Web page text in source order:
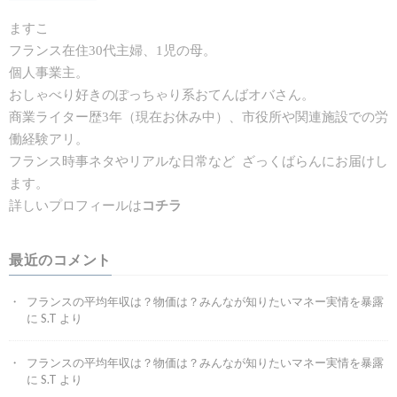
ますこ
フランス在住30代主婦、1児の母。
個人事業主。
おしゃべり好きのぽっちゃり系おてんばオバさん。
商業ライター歴3年（現在お休み中）、市役所や関連施設での労
働経験アリ。
フランス時事ネタやリアルな日常など ざっくばらんにお届けし
ます。
詳しいプロフィールはコチラ
最近のコメント
フランスの平均年収は？物価は？みんなが知りたいマネー実情を暴露
に S.T より
フランスの平均年収は？物価は？みんなが知りたいマネー実情を暴露
に S.T より